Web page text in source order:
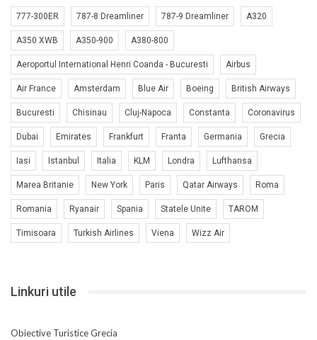
777-300ER 787-8 Dreamliner 787-9 Dreamliner A320
A350 XWB A350-900 A380-800
Aeroportul International Henri Coanda - Bucuresti Airbus
Air France Amsterdam Blue Air Boeing British Airways
Bucuresti Chisinau Cluj-Napoca Constanta Coronavirus
Dubai Emirates Frankfurt Franta Germania Grecia
Iasi Istanbul Italia KLM Londra Lufthansa
Marea Britanie New York Paris Qatar Airways Roma
Romania Ryanair Spania Statele Unite TAROM
Timisoara Turkish Airlines Viena Wizz Air
Linkuri utile
Obiective Turistice Grecia